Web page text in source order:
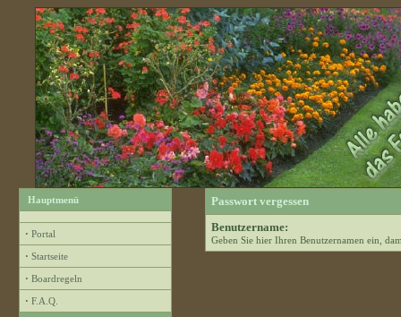
Hauptmenü
· Portal
· Startseite
· Boardregeln
· F.A.Q.
Passwort vergessen
Benutzername:
Geben Sie hier Ihren Benutzernamen ein,